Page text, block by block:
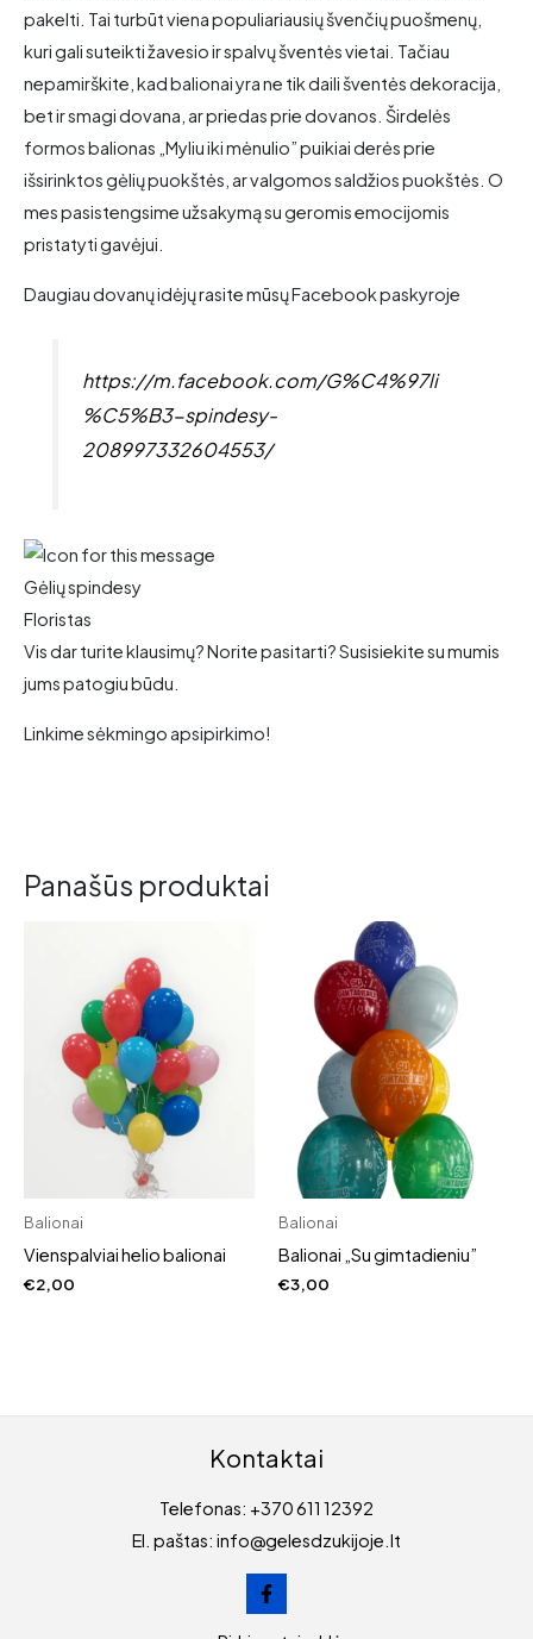
pakelti. Tai turbūt viena populiariausių švenčių puošmenų,
kuri gali suteikti žavesio ir spalvų šventės vietai. Tačiau
nepamirškite, kad balionai yra ne tik daili šventės dekoracija,
bet ir smagi dovana, ar priedas prie dovanos. Širdelės
formos balionas „Myliu iki mėnulio” puikiai derės prie
išsirinktos gėlių puokštės, ar valgomos saldžios puokštės. O
mes pasistengsime užsakymą su geromis emocijomis
pristatyti gavėjui.
Daugiau dovanų idėjų rasite mūsų Facebook paskyroje
https://m.facebook.com/G%C4%97li
%C5%B3-spindesy-
208997332604553/
Gėlių spindesy
Floristas
Vis dar turite klausimų? Norite pasitarti? Susisiekite su mumis
jums patogiu būdu.
Linkime sėkmingo apsipirkimo!
Panašūs produktai
Balionai
Vienspalviai helio balionai
€2,00
Balionai
Balionai „Su gimtadieniu”
€3,00
Kontaktai
Telefonas: +370 611 12392
El. paštas: info@gelesdzukijoje.lt